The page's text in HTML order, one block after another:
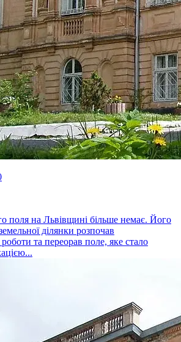
поля на Львівщині більше немає. Його
ділянки розпочав
роботи та переорав поле, яке стало